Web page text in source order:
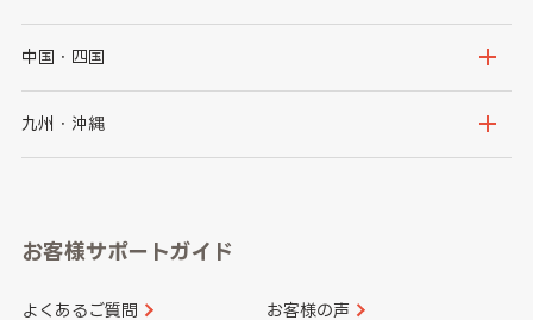
千葉県
石川県
山梨県
愛知県
大阪府
京都府
和歌山県
中国・四国
鳥取県
山口県
香川県 愛媛県
九州・沖縄
長崎県
大分県 宮崎県
お客様サポートガイド
よくあるご質問 お客様の声